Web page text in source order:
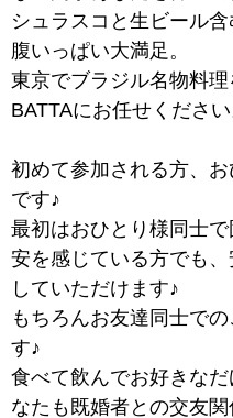
シュラスコと生ビール
腹いっぱい大満足。
東京でブラジル名物料
BATTAにお任せください
初めて参加される方、
です♪
最初はおひとり様同士
安を感じている方でも
していただけます♪
もちろんお友達同士で
す♪
食べて飲んでお好きな
なたも既婚者との交友